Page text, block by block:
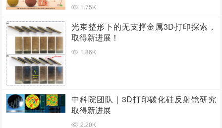
1.75K
光束整形下的无支撑金属3D打印探索，
取得新进展！
1.86K
中科院团队｜3D打印碳化硅反射镜研究
取得新进展
2.20K